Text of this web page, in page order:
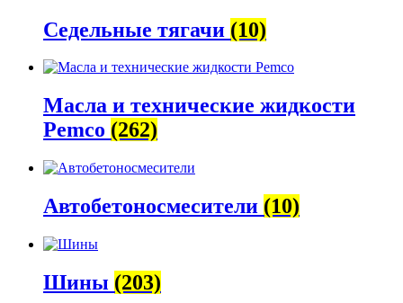
Седельные тягачи (10)
Масла и технические жидкости
Pemco (262)
Автобетоно­смесители (10)
Шины (203)